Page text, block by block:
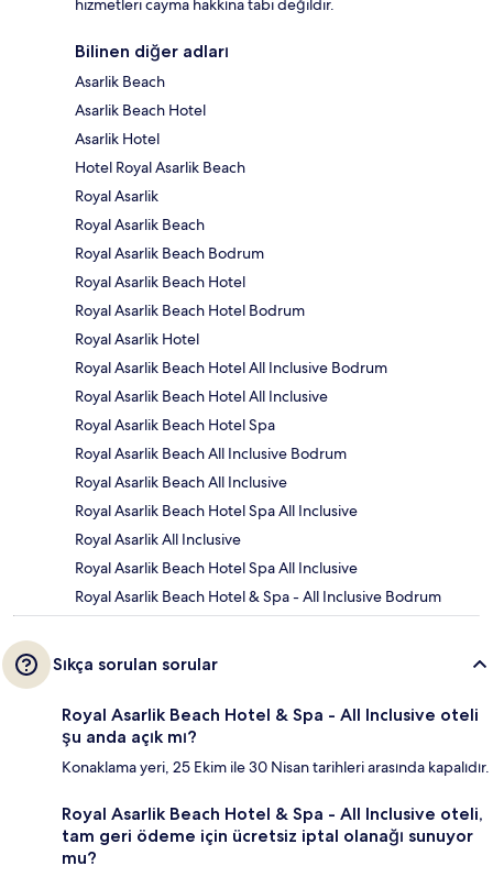
hizmetleri cayma hakkına tabi değildir.
Bilinen diğer adları
Asarlik Beach
Asarlik Beach Hotel
Asarlik Hotel
Hotel Royal Asarlik Beach
Royal Asarlik
Royal Asarlik Beach
Royal Asarlik Beach Bodrum
Royal Asarlik Beach Hotel
Royal Asarlik Beach Hotel Bodrum
Royal Asarlik Hotel
Royal Asarlik Beach Hotel All Inclusive Bodrum
Royal Asarlik Beach Hotel All Inclusive
Royal Asarlik Beach Hotel Spa
Royal Asarlik Beach All Inclusive Bodrum
Royal Asarlik Beach All Inclusive
Royal Asarlik Beach Hotel Spa All Inclusive
Royal Asarlik All Inclusive
Royal Asarlik Beach Hotel Spa All Inclusive
Royal Asarlik Beach Hotel & Spa - All Inclusive Bodrum
Sıkça sorulan sorular
Royal Asarlik Beach Hotel & Spa - All Inclusive oteli
şu anda açık mı?
Konaklama yeri, 25 Ekim ile 30 Nisan tarihleri arasında kapalıdır.
Royal Asarlik Beach Hotel & Spa - All Inclusive oteli,
tam geri ödeme için ücretsiz iptal olanağı sunuyor
mu?